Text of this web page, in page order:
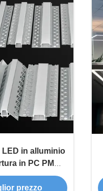
in alluminio
in PC PMMA
garanzia
prezzo